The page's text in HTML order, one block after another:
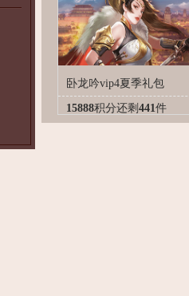
卧龙吟vip4夏季礼包
15888积分还剩 441件